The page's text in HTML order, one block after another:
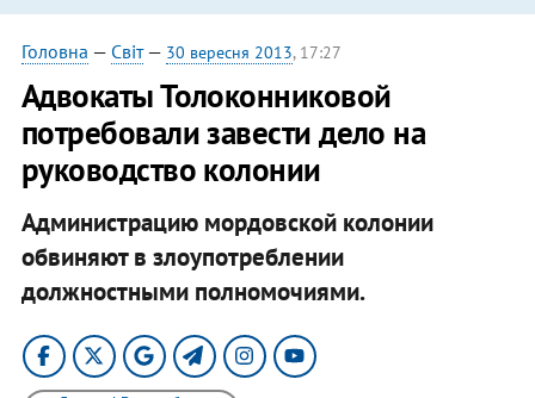
Головна — Світ— 30 вересня 2013, 17:27
Адвокаты Толоконниковой
потребовали завести дело на
руководство колонии
Администрацию мордовской колонии
обвиняют в злоупотреблении
должностными полномочиями.